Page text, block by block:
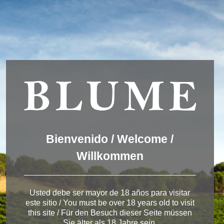
ENGLISH
ESPAÑOL
DEUTSCH
Winery Toro
< Bodega de Toro
We are using cookies to give you the best experience on our
website.
You can find out more about which cookies we are using or
Bienvenido / Welcome /
Willkommen
Usted debe ser mayor de 18 años para visitar
este sitio / You must be over 18 years old to visit
this site / Für den Besuch dieser Seite müssen